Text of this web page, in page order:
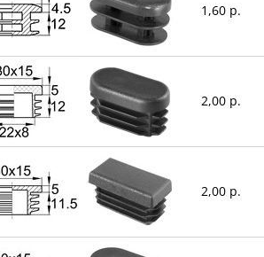
1,60 р.
2,00 р.
2,00 р.